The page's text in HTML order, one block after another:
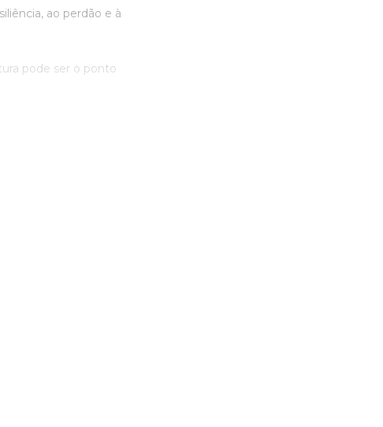
ao perdão e à
pode ser o ponto